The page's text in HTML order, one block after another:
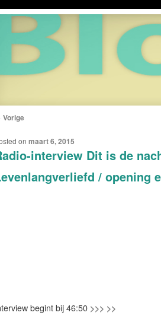
Vorige
interview Dit is de
/ opening
on maart 6, 2015
begint bij 46:50 >>> >>